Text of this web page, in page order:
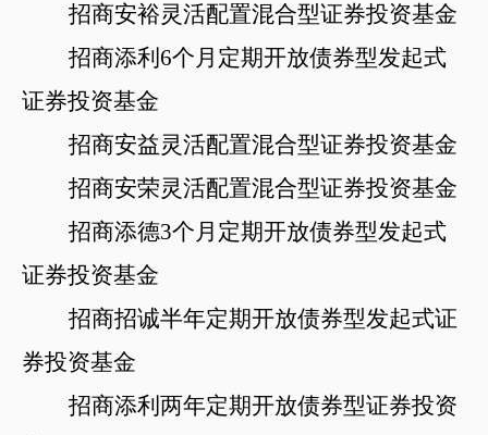
招商安裕灵活配置混合型证券投资基金
招商添利 6个月定期开放债券型发起式
证券投资基金
招商安益灵活配置混合型证券投资基金
招商安荣灵活配置混合型证券投资基金
招商添德3个月定期开放债券型发起式
证券投资基金
招商招诚半年定期开放债券型发起式证
券投资基金
招商添利两年定期开放债券型证券投资